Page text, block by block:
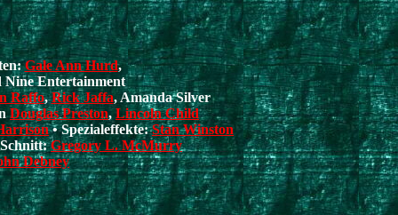
Gale Ann Hurd,
Entertainment
Raffo,Rick Jaffa, Amanda Silver
Douglas Preston,Lincoln Child
• Spezialeffekte:Stan Winston
Gregory L. McMurry
Debney